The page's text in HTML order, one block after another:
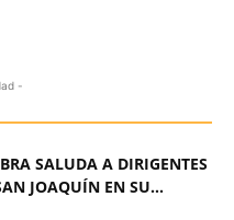
-
SALUDA A DIRIGENTES
JOAQUÍN EN SU...